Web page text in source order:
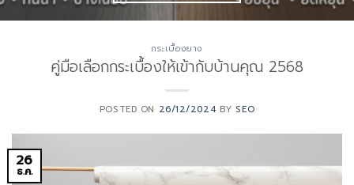
กระเบื้องยาง
คู่มือเลือกกระเบื้องให้เข้ากับบ้านคุณ 2568
POSTED ON 26/12/2024BYSEO
26
ธ.ค.